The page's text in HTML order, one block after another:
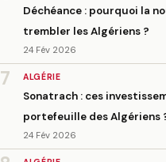
Déchéance : pourquoi la
trembler les Algériens ?
24 Fév 2026
7 ALGÉRIE
Sonatrach : ces
portefeuille des Algériens
24 Fév 2026